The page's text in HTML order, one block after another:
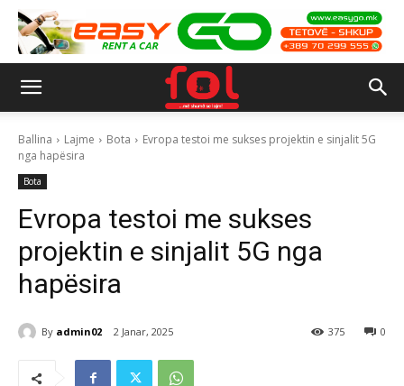
Ballina Lajme Bota
Evropa testoi me sukses projektin e sinjalit 5G
nga hapësira
Bota
Evropa testoi me sukses
projektin e sinjalit 5G nga
hapësira
By admin02 2 Janar, 2025 0
375